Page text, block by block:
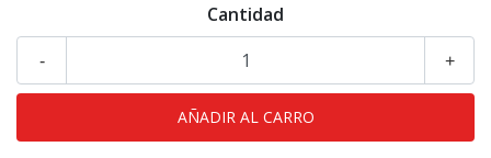
Cantidad
+
-